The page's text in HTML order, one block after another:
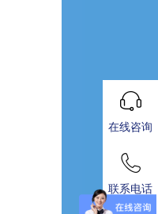
在线咨询
联系电话